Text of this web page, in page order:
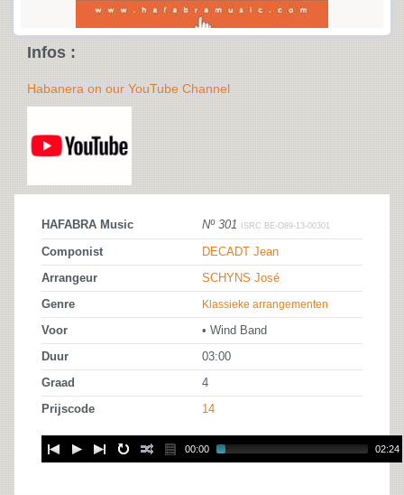
Infos :
Habanera on our YouTube Channel
HAFABRA Music Nº 301 ISRC BE-O89-13-00301
Componist DECADT Jean
Arrangeur SCHYNS José
Genre Klassieke arrangementen
Voor • Wind Band
Duur 03:00
Graad 4
Prijscode 14
00:00 02:24